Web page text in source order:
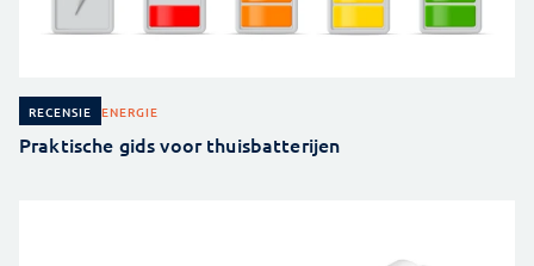
RECENSIE ENERGIE
Praktische gids voor thuisbatterijen